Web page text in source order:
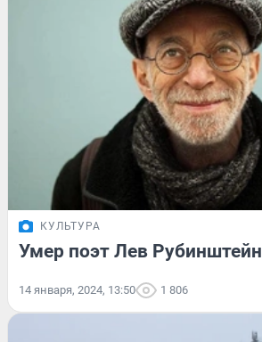
КУЛЬТУРА
Умер поэт Лев Рубинштейн
14 января, 2024, 13:50 1 806